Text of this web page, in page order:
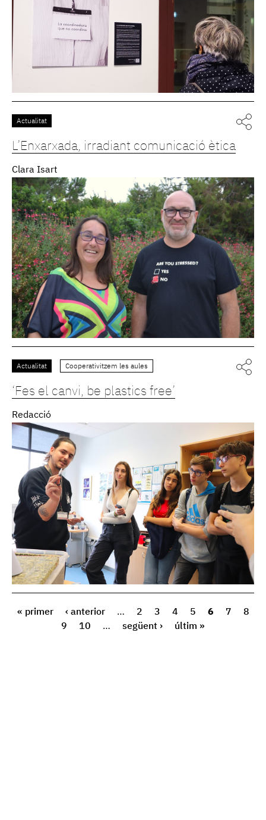
Actualitat
L’Enxarxada, irradiant comunicació ètica
Clara Isart
Actualitat Cooperativitzem les aules
‘Fes el canvi, be plastics free’
Redacció
« primer ‹ anterior … 2 3 4 5 6 7
8
9
10 … següent › últim »